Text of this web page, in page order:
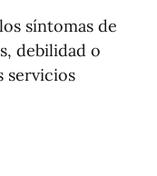
síntomas de
debilidad o
servicios